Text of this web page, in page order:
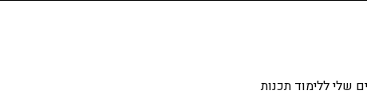
שלי ללימוד תכנות